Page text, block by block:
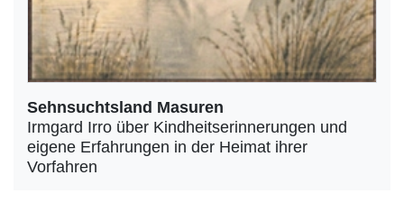
Sehnsuchtsland Masuren
Irmgard Irro über Kindheitserinnerungen und
eigene Erfahrungen in der Heimat ihrer
Vorfahren